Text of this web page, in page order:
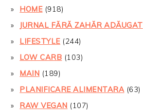
HOME(918)
JURNAL FĂRĂ ZAHĂR ADĂUGAT
LIFESTYLE(244)
LOW CARB (103)
MAIN (189)
PLANIFICARE ALIMENTARA(63)
RAW VEGAN (107)